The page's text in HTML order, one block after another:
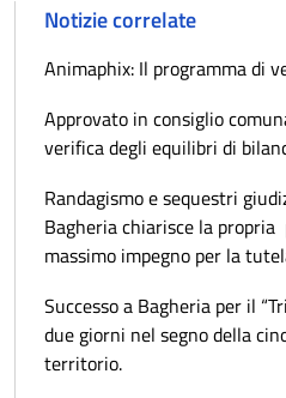
Notizie correlate
Animaphix: Il programma di
Approvato in consiglio
verifica degli equilibri di
Randagismo e sequestri
Bagheria chiarisce la propria
massimo impegno per la
Successo a Bagheria per il
due giorni nel segno della
territorio.